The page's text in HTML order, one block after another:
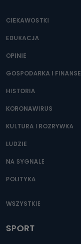
CIEKAWOSTKI
EDUKACJA
OPINIE
GOSPODARKA I FINANSE
HISTORIA
KORONAWIRUS
KULTURA I ROZRYWKA
LUDZIE
NA SYGNALE
POLITYKA
WSZYSTKIE
SPORT